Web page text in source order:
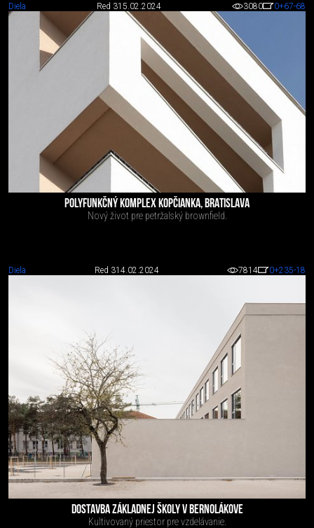
Diela Red 315.02.2024 3080 0+67-68
POLYFUNKČNÝ KOMPLEX KOPČIANKA, BRATISLAVA
Nový život pre petržalský brownfield.
Diela Red 314.02.2024 7814 0+235-18
DOSTAVBA ZÁKLADNEJ ŠKOLY V BERNOLÁKOVE
Kultivovaný priestor pre vzdelávanie.